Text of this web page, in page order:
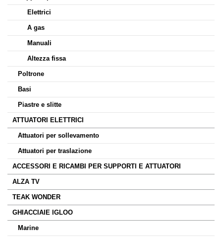
Elettrici
A gas
Manuali
Altezza fissa
Poltrone
Basi
Piastre e slitte
ATTUATORI ELETTRICI
Attuatori per sollevamento
Attuatori per traslazione
ACCESSORI E RICAMBI PER SUPPORTI E ATTUATORI
ALZA TV
TEAK WONDER
GHIACCIAIE IGLOO
Marine